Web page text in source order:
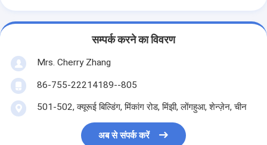
सम्पर्क करने का विवरण
Mrs. Cherry Zhang
86-755-22214189--805
501-502, क्यूरूई बिल्डिंग, मिंकांग रोड, मिंझी, लोंगहुआ, शेन्ज़ेन, चीन
अब से संपर्क करें